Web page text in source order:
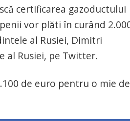
certificarea gazoductului
vor plăti în curând
al Rusiei, Dimitri
al Rusiei, pe Twitter.
de euro pentru o mie de